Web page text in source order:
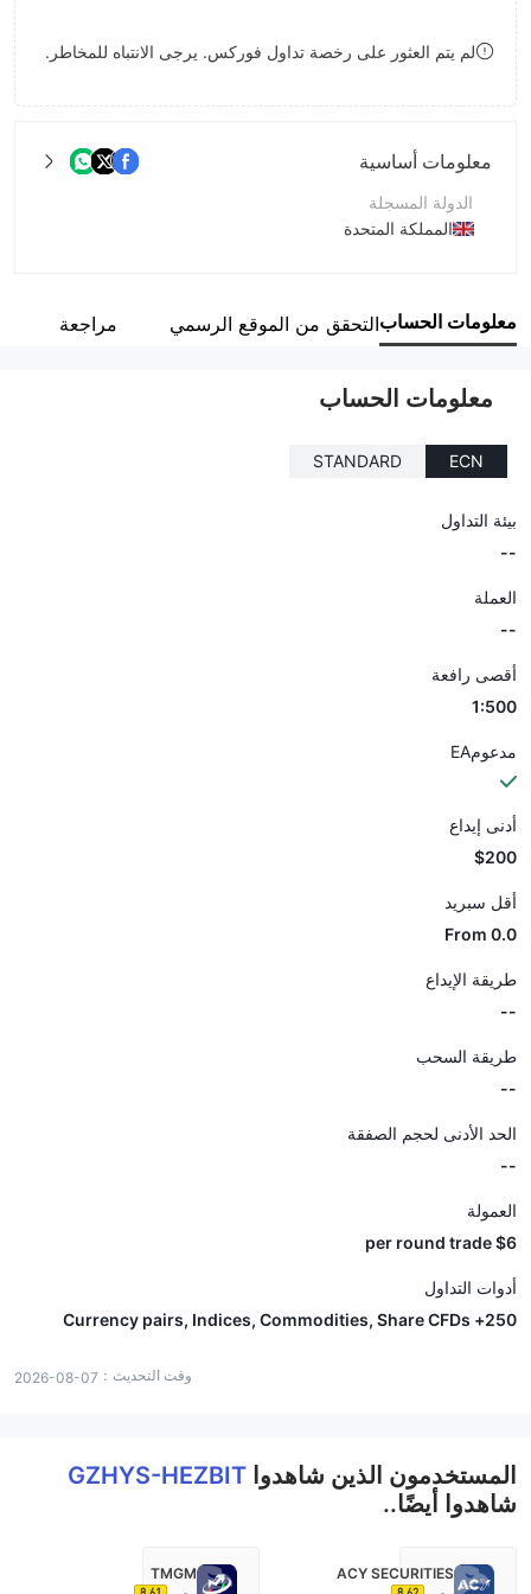
8
8
لم يتم العثور على رخصة تداول فوركس. يرجى الانتباه للمخاطر.
معلومات أساسية
الدولة المسجلة
المملكة المتحدة
اسم الشركة
معلومات الحسابالتحقق من الموقع الرسمي مراجعة
معلومات الحساب
ECN
STANDARD
بيئة التداول
--
العملة
--
أقصى رافعة
1:500
مدعومEA
أدنى إيداع
$200
أقل سبريد
From 0.0
طريقة الإيداع
--
طريقة السحب
--
الحد الأدنى لحجم الصفقة
--
العمولة
$6 per round trade
أدوات التداول
250+ Currency pairs, Indices, Commodities, Share CFDs
وقت التحديث： 2026-08-07
المستخدمون الذين شاهدوا GZHYS-HEZBIT
شاهدوا أيضًا..
ACY SECURITIES
TMGM